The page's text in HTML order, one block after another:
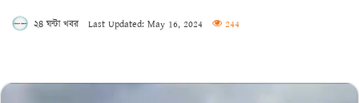
২৪ ঘন্টা খবর Last Updated: May 16, 2024 244